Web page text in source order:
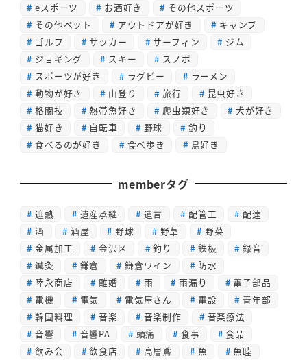
eスポーツ お酒好き
その他スポーツ
その他ペット
アウトドアが好き
キャンプ
ゴルフ
サッカー サーフィン
ジム
ジョギング
スキー
スノボ
スポーツが好き
ラグビー
ラーメン
動物が好き
山登り 旅行
昆虫好き
格闘技
熱帯魚好き 爬虫類好き
犬が好き
猫好き
自転車 野球
釣り
食べるのが好き
食べ歩き 鳥好き
memberタグ
遮熱 遺産承継 遺言 配管工
配達
酒
酒屋 野球 野草
野菜
金属加工
金沢区 釣り 鉄板
録音
鍼灸
鎌倉 鎌倉ワイン
防水
陸永商店
離婚 雨 雨漏り
電子部品
電機
電気 電気屋さん 電設
青年部
韓国料理
音楽 音楽制作
音楽療法
音響
音響PA 頭痛 食事
食品
飲み会
飲食店 高層鳶 魚 魚睦